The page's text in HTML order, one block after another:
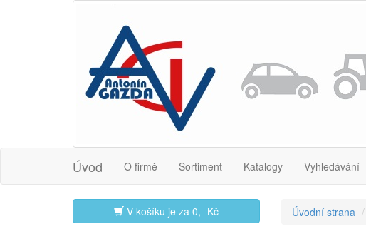
Úvod O firmě Sortiment Katalogy Vyhledávání
V košíku je za 0,- Kč Úvodní strana